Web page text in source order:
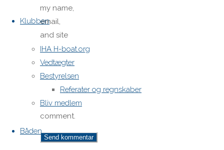
Klubben
IHA H-boat.org
Vedtægter
Bestyrelsen
Referater og regnskaber
Bliv medlem
Båden
my name,
email,
and site
URL in my
browser
for next
time I
post a
comment.